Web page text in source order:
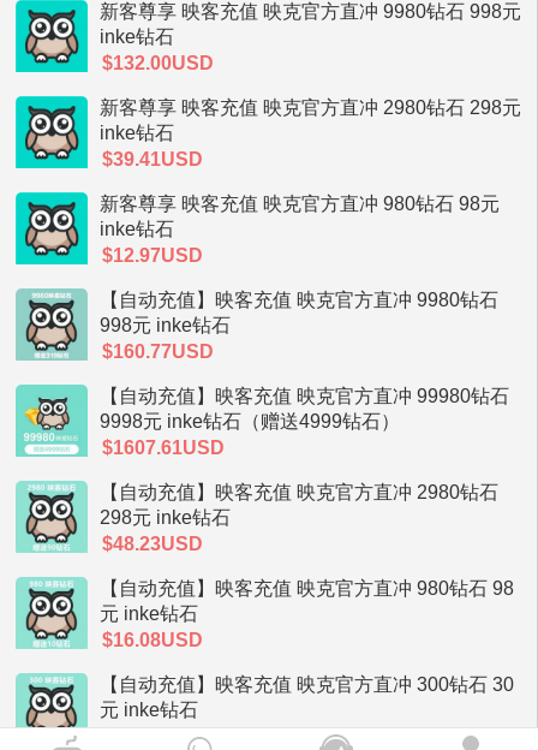
新客尊享 映客充值 映克官方直冲 9980钻石 998元
inke钻石
$132.00USD
新客尊享 映客充值 映克官方直冲 2980钻石 298元
inke钻石
$39.41USD
新客尊享 映客充值 映克官方直冲 980钻石 98元
inke钻石
$12.97USD
【自动充值】映客充值 映克官方直冲 9980钻石
998元 inke钻石
$160.77USD
【自动充值】映客充值 映克官方直冲 99980钻石
9998元 inke钻石（赠送4999钻石）
$1607.61USD
【自动充值】映客充值 映克官方直冲 2980钻石
298元 inke钻石
$48.23USD
【自动充值】映客充值 映克官方直冲 980钻石 98
元 inke钻石
$16.08USD
【自动充值】映客充值 映克官方直冲 300钻石 30
元 inke钻石
$5.32USD